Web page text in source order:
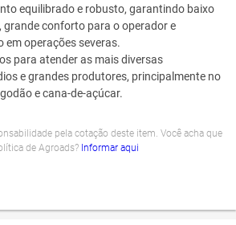
equilibrado e robusto, garantindo baixo
conforto para o operador e
em operações severas.
para atender as mais diversas
e grandes produtores, principalmente no
e cana-de-açúcar.
pela cotação deste item. Você acha que
de Agroads? Informar aqui